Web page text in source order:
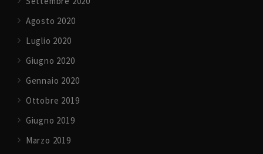
Agosto 2020
Luglio 2020
Giugno 2020
Gennaio 2020
Ottobre 2019
Giugno 2019
Marzo 2019